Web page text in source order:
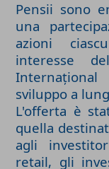
Pensii sono
una
azioni
interesse
sviluppo a
L'offerta è
quella
agli
retail, gli